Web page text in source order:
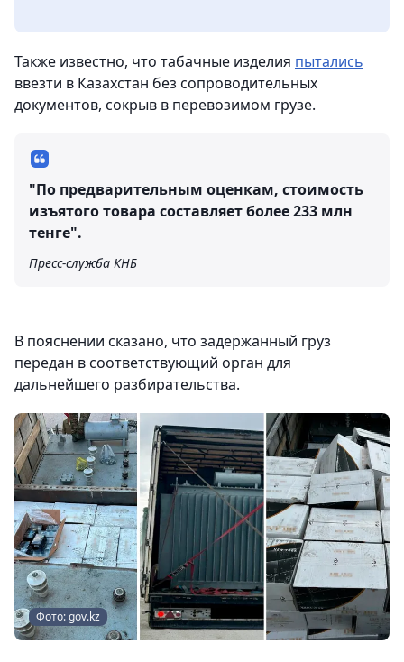
Также известно, что табачные изделия пытались
ввезти в Казахстан без сопроводительных
документов, сокрыв в перевозимом грузе.
"По предварительным оценкам, стоимость
изъятого товара составляет более 233 млн
тенге".
Пресс-служба КНБ
В пояснении сказано, что задержанный груз
передан в соответствующий орган для
дальнейшего разбирательства.
Фото: gov.kz